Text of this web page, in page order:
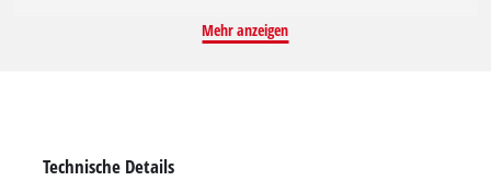
sorgen für die exakte Anwendung bei den gewünschten
Mehr anzeigen
Technische Details